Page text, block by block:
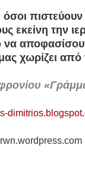
όσοι
εκείνη την
να
χωρίζει από